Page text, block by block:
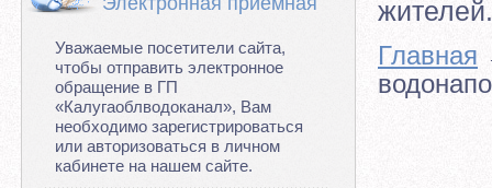
Уважаемые посетители сайта,
чтобы отправить электронное
обращение в ГП
«Калугаоблводоканал», Вам
необходимо зарегистрироваться
или авторизоваться в личном
кабинете на нашем сайте.
Главная